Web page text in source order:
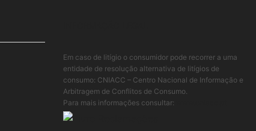
Em caso de litígio o consumidor pode recorrer a uma
entidade de resolução alternativa de litígios de
consumo: CNIACC – Centro Nacional de Informação e
Arbitragem de Conflitos de Consumo.
Para mais informações consultar: